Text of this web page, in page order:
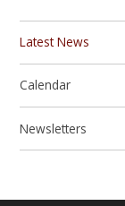
Latest News
Calendar
Newsletters